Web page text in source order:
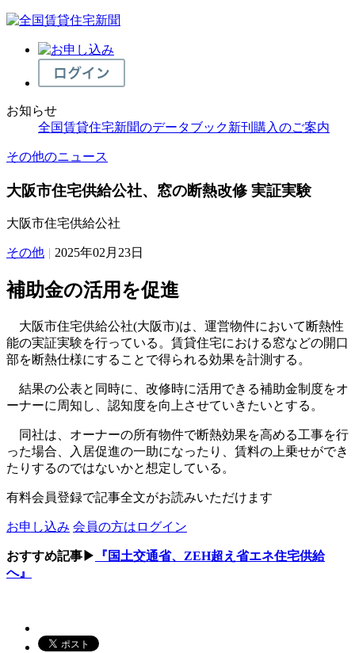
お知らせ
全国賃貸住宅新聞のデータブック新刊購入のご案内
その他のニュース
大阪市住宅供給公社、窓の断熱改修 実証実験
大阪市住宅供給公社
その他 | 2025年02月23日
補助金の活用を促進
大阪市住宅供給公社(大阪市)は、運営物件において断熱性
能の実証実験を行っている。賃貸住宅における窓などの開口
部を断熱仕様にすることで得られる効果を計測する。
結果の公表と同時に、改修時に活用できる補助金制度をオ
ーナーに周知し、認知度を向上させていきたいとする。
同社は、オーナーの所有物件で断熱効果を高める工事を行
った場合、入居促進の一助になったり、賃料の上乗せができ
たりするのではないかと想定している。
有料会員登録で記事全文がお読みいただけます
お申し込み 会員の方はログイン
おすすめ記事▶
『国土交通省、ZEH超え省エネ住宅供給
へ』